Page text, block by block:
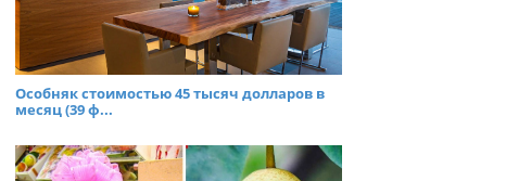
Особняк стоимостью 45 тысяч долларов в
месяц (39 ф...